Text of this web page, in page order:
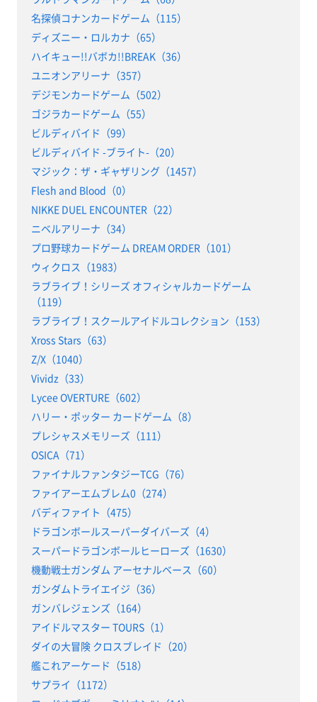
名探偵コナンカードゲーム（115）
ディズニー・ロルカナ（65）
ハイキュー!!バボカ!!BREAK（36）
ユニオンアリーナ（357）
デジモンカードゲーム（502）
ゴジラカードゲーム（55）
ビルディバイド（99）
ビルディバイド -ブライト-（20）
マジック：ザ・ギャザリング（1457）
Flesh and Blood（0）
NIKKE DUEL ENCOUNTER（22）
ニベルアリーナ（34）
プロ野球カードゲーム DREAM ORDER（101）
ウィクロス（1983）
ラブライブ！シリーズ オフィシャルカードゲーム
（119）
ラブライブ！スクールアイドルコレクション（153）
Xross Stars（63）
Z/X（1040）
Vividz（33）
Lycee OVERTURE（602）
ハリー・ポッター カードゲーム（8）
プレシャスメモリーズ（111）
OSICA（71）
ファイナルファンタジーTCG（76）
ファイアーエムブレム0（274）
バディファイト（475）
ドラゴンボールスーパーダイバーズ（4）
スーパードラゴンボールヒーローズ（1630）
機動戦士ガンダム アーセナルベース（60）
ガンダムトライエイジ（36）
ガンバレジェンズ（164）
アイドルマスター TOURS（1）
ダイの大冒険 クロスブレイド（20）
艦これアーケード（518）
サプライ（1172）